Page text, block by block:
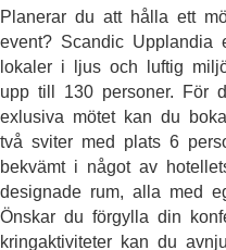
Planerar du att hålla ett
event? Scandic Upplandia
lokaler i ljus och luftig
upp till 130 personer. För
exlusiva mötet kan du
två sviter med plats 6
bekvämt i något av
designade rum, alla med
Önskar du förgylla din
kringaktiviteter kan du